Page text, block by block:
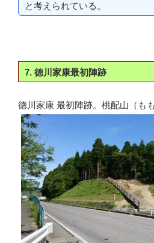
と考えられている。
7. 徳川家康最初陣跡
徳川家康 最初陣跡。桃配山（も